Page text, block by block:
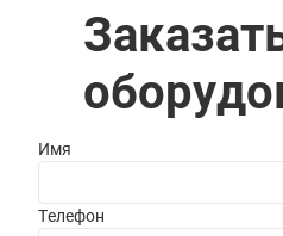
Высота, мм
Имя
Телефон